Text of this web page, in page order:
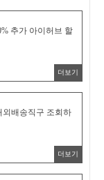
추가 아이허브 할
더보기
배송직구 조회하
더보기